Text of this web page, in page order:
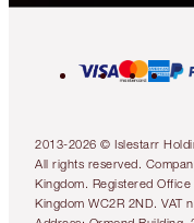
2013-2026 © Islestarr
All rights reserved.
Kingdom. Registered
Kingdom WC2R 2ND. VAT